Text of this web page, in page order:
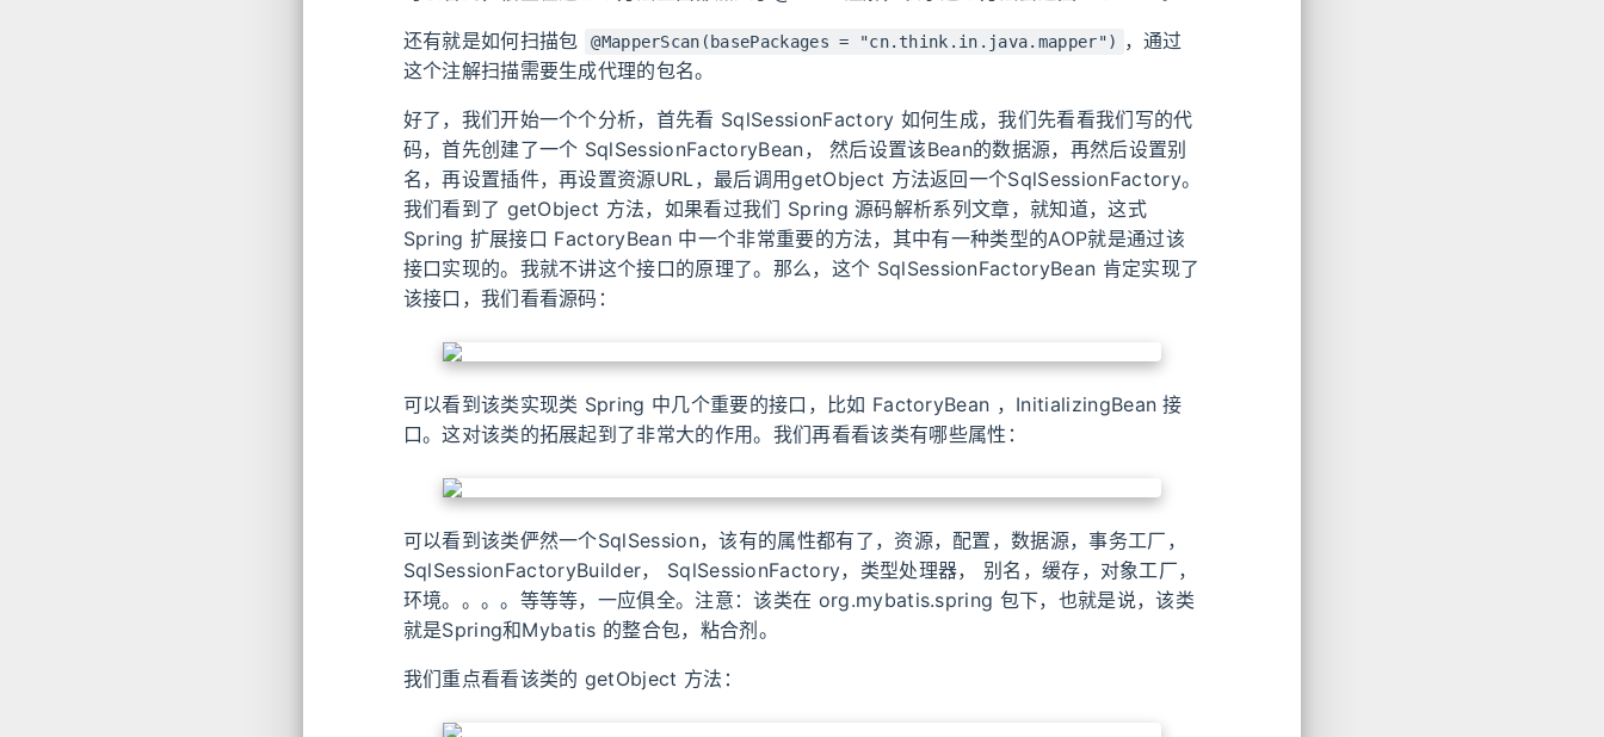
还有就是如何扫描包 @MapperScan(basePackages = "cn.think.in.java.mapper")
，通过
这个注解扫描需要生成代理的包名。
好了，我们开始一个个分析，首先看 SqlSessionFactory 如何生成，我们先看看我们写的代
码，首先创建了一个 SqlSessionFactoryBean， 然后设置该Bean的数据源，再然后设置别
名，再设置插件，再设置资源URL，最后调用getObject 方法返回一个SqlSessionFactory。
我们看到了 getObject 方法，如果看过我们 Spring 源码解析系列文章，就知道，这式
Spring 扩展接口 FactoryBean 中一个非常重要的方法，其中有一种类型的AOP就是通过该
接口实现的。我就不讲这个接口的原理了。那么，这个 SqlSessionFactoryBean 肯定实现了
该接口，我们看看源码：
可以看到该类实现类 Spring 中几个重要的接口，比如 FactoryBean ，InitializingBean 接
口。这对该类的拓展起到了非常大的作用。我们再看看该类有哪些属性：
可以看到该类俨然一个SqlSession，该有的属性都有了，资源，配置，数据源，事务工厂，
SqlSessionFactoryBuilder， SqlSessionFactory，类型处理器， 别名，缓存，对象工厂，
环境。。。。等等等，一应俱全。注意：该类在 org.mybatis.spring 包下，也就是说，该类
就是Spring和Mybatis 的整合包，粘合剂。
我们重点看看该类的 getObject 方法：